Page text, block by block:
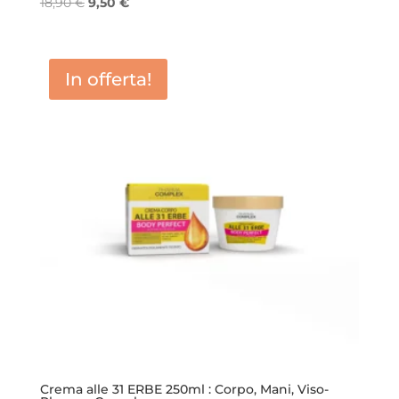
era:
18,90 €.
è:
9,50 €.
In offerta!
Crema alle 31 ERBE 250ml : Corpo, Mani, Viso-